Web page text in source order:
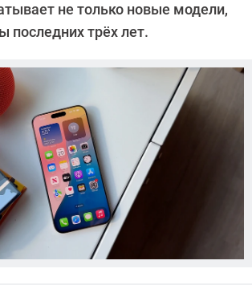
не только новые модели,
последних трёх лет.